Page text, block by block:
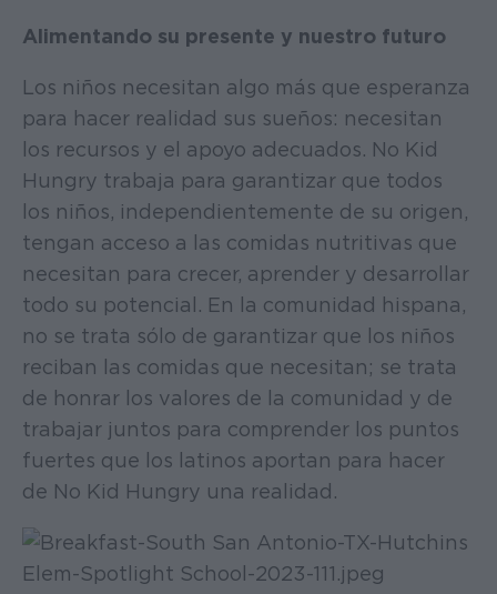
Alimentando su presente y nuestro futuro
Los niños necesitan algo más que esperanza
para hacer realidad sus sueños: necesitan
los recursos y el apoyo adecuados. No Kid
Hungry trabaja para garantizar que todos
los niños, independientemente de su origen,
tengan acceso a las comidas nutritivas que
necesitan para crecer, aprender y desarrollar
todo su potencial. En la comunidad hispana,
no se trata sólo de garantizar que los niños
reciban las comidas que necesitan; se trata
de honrar los valores de la comunidad y de
trabajar juntos para comprender los puntos
fuertes que los latinos aportan para hacer
de No Kid Hungry una realidad.